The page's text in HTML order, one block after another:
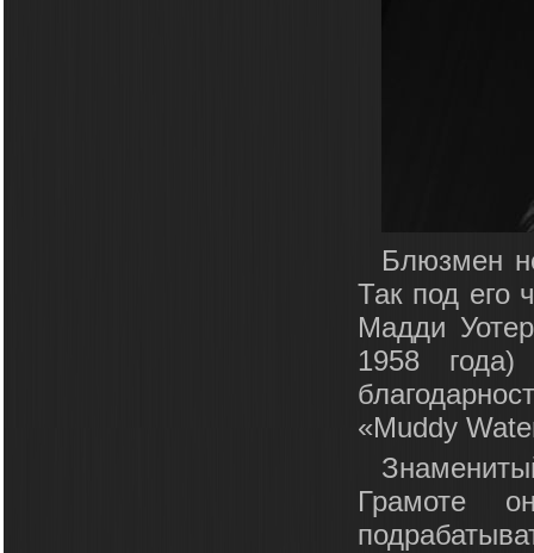
Блюзмен
Так под его
Мадди
1958
«Muddy
Грамоте